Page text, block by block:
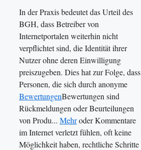
In der Praxis bedeutet das Urteil des
BGH, dass Betreiber von
Internetportalen weiterhin nicht
verpflichtet sind, die Identität ihrer
Nutzer ohne deren Einwilligung
preiszugeben. Dies hat zur Folge, dass
Personen, die sich durch anonyme
BewertungenBewertungen sind
Rückmeldungen oder Beurteilungen
von Produ... Mehroder Kommentare
im Internet verletzt fühlen, oft keine
Möglichkeit haben, rechtliche Schritte